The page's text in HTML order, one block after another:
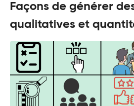
Façons de générer
qualitatives et